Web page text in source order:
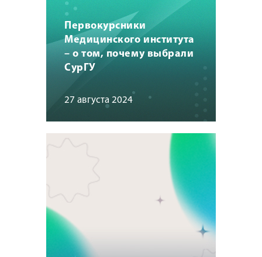
Первокурсники
Медицинского института
– о том, почему выбрали
СурГУ
27 августа 2024